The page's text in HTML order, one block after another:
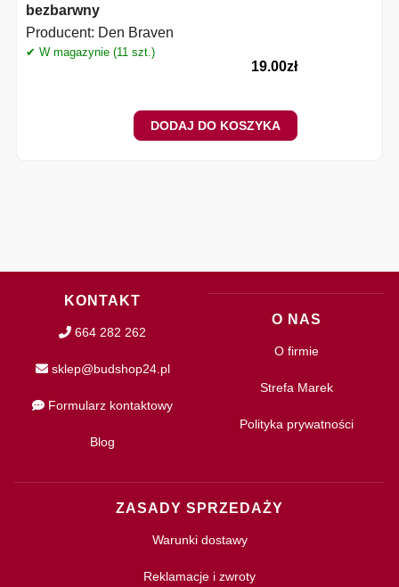
bezbarwny
Producent: Den Braven
✔ W magazynie (11 szt.)
19.00zł
DODAJ DO KOSZYKA
KONTAKT
664 282 262
sklep@budshop24.pl
Formularz kontaktowy
Blog
O NAS
O firmie
Strefa Marek
Polityka prywatności
ZASADY SPRZEDAŻY
Warunki dostawy
Reklamacje i zwroty